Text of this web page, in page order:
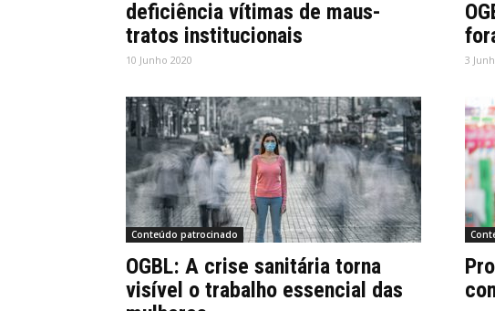
deficiência vítimas de maus-
tratos institucionais
10 Junho 2020 3
Conteúdo patrocinado
OGBL: A crise sanitária torna
visível o trabalho essencial das